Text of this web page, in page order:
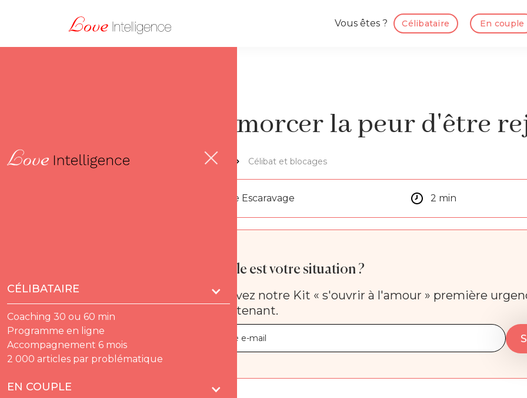
Vous êtes ? Célibataire En couple
CÉLIBATAIRE
Coaching 30 ou 60 min
Programme en ligne
Accompagnement 6 mois
2 000 articles par problématique
EN COUPLE
Désamorcer la peur d'être
Lov'thèque Célibat et blocages
Florence Escaravage 2 min
Quelle est votre situation ?
Recevez notre Kit « s'ouvrir à l'amour » première
maintenant.